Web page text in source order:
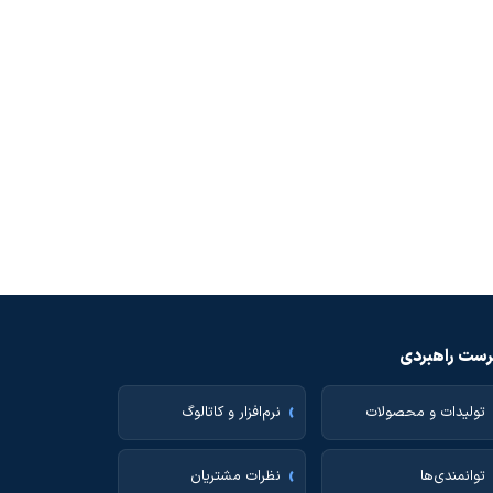
راهبردی
تولیدات و محصولات نرم‌افزار و کاتالوگ
توانمندی‌ها نظرات مشتریان